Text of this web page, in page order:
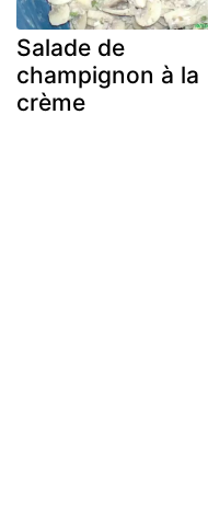
Salade de
champignon à la
crème